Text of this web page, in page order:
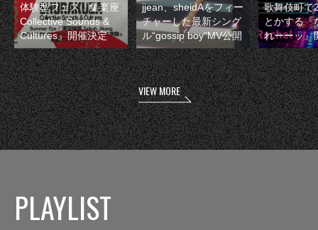
体験型フェス『集楽座
Collective Sounds &
Cultures』開催決定
jjean、sheidAをフィー
チャーした最新シング
ル“gossip boy”MV公開
歌舞伎町で
とかする『
れーーッ』
VIEW MORE
PLAYLIST